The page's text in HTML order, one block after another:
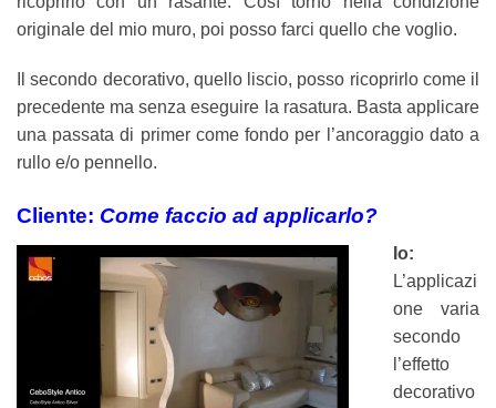
originale del mio muro, poi posso farci quello che voglio.
Il secondo decorativo, quello liscio, posso ricoprirlo come il
precedente ma senza eseguire la rasatura. Basta applicare
una passata di primer come fondo per l’ancoraggio dato a
rullo e/o pennello.
Cliente: Come faccio ad applicarlo?
Io:
L’applicazi
one varia
secondo
l’effetto
decorativo